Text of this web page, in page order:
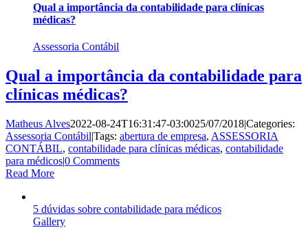
Qual a importância da contabilidade para clínicas
médicas?
Assessoria Contábil
Qual a importância da contabilidade para
clínicas médicas?
Matheus Alves2022-08-24T16:31:47-03:0025/07/2018|Categories:
Assessoria Contábil|Tags: abertura de empresa, ASSESSORIA
CONTÁBIL, contabilidade para clínicas médicas, contabilidade
para médicos|0 Comments
Read More
5 dúvidas sobre contabilidade para médicos
Gallery